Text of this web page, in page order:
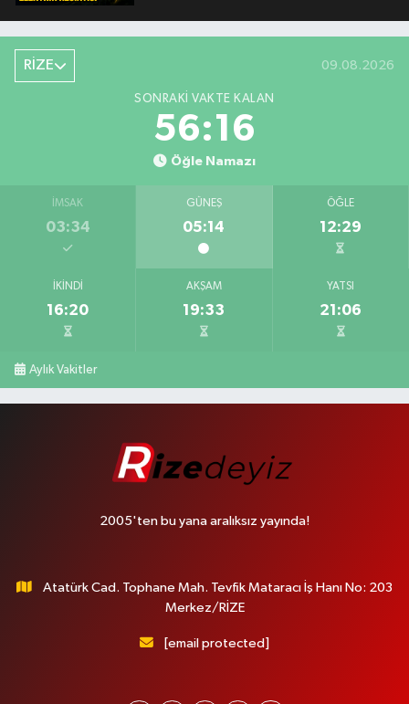
RİZE 09.08.2026
SONRAKI VAKTE KALAN
56:15
Öğle Namazı
İMSAK
03:34
GÜNEŞ
05:14
ÖĞLE
12:29
İKINDI
16:20
AKŞAM
19:33
YATSI
21:06
Aylık Vakitler
2005'ten bu yana aralıksız yayında!
Atatürk Cad. Tophane Mah. Tevfik Mataracı İş Hanı No: 203
Merkez/RİZE
[email protected]